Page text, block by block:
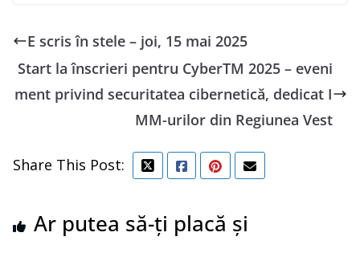
E scris în stele – joi, 15 mai 2025
Start la înscrieri pentru CyberTM 2025 – eveni
ment privind securitatea cibernetică, dedicat I
MM-urilor din Regiunea Vest
Share This Post:
Ar putea să-ți placă și